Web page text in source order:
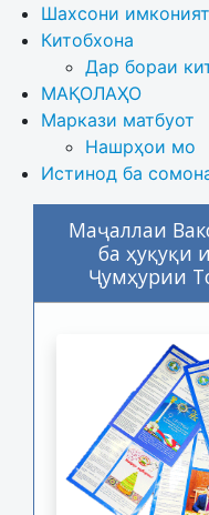
Шахсони
Китобхона
Дар бораи
МАҚОЛАҲО
Маркази матбуот
Нашрҳои мо
Истинод ба
Маҷаллаи
ба ҳуқуқи
Ҷумҳурии